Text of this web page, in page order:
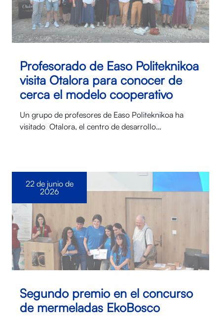
Profesorado de Easo Politeknikoa
visita Otalora para conocer de
cerca el modelo cooperativo
Un grupo de profesores de Easo Politeknikoa ha
visitado Otalora⁠, el centro de desarrollo…
Segundo premio en el concurso
de mermeladas EkoBosco
22 de junio de
2026